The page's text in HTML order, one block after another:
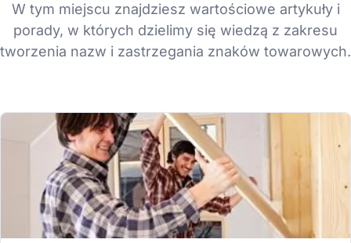
W tym miejscu znajdziesz wartościowe artykuły i
porady, w których dzielimy się wiedzą z zakresu
tworzenia nazw i zastrzegania znaków towarowych.